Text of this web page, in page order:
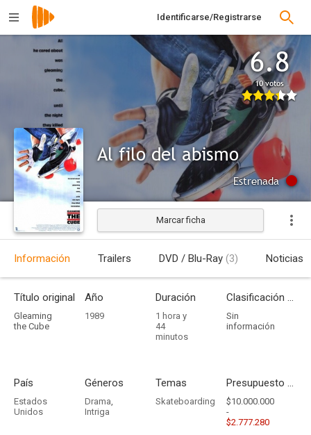
Identificarse/Registrarse
6.8
10 votos
Al filo del abismo
Estrenada
Marcar ficha
Información Trailers DVD / Blu-Ray (3) Noticias
Título original
Gleaming
the Cube
Año
1989
Duración
1 hora y
44
minutos
Clasificación por edades
Sin
información
País
Estados
Unidos
Géneros
Drama,
Intriga
Temas
Skateboarding
Presupuesto - Ingresos
$10.000.000
-
$2.777.280